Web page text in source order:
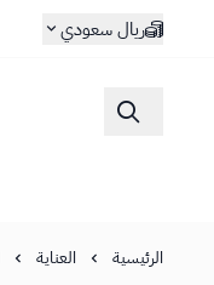
ريال سعودي
الرئيسية العناية